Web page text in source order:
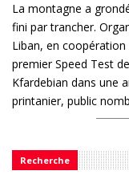
La montagne a
fini par trancher.
Liban, en
premier Speed Test
Kfardebian dans une
printanier, public
Recherche